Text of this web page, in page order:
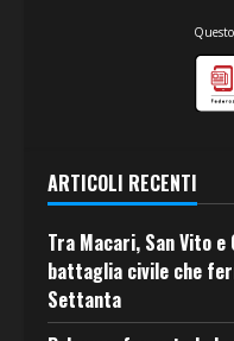
ARTICOLI RECENTI
Tra Macari, San Vito
battaglia civile che
Settanta